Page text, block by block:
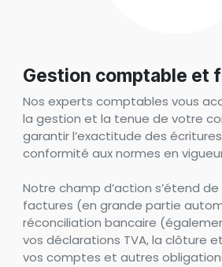
Gestion comptable et
Nos experts comptables vous
la gestion et la tenue de votre
garantir l’exactitude des
conformité aux normes en
Notre champ d’action s’étend
factures (en grande partie
réconciliation bancaire
vos déclarations TVA, la clôture
vos comptes et autres